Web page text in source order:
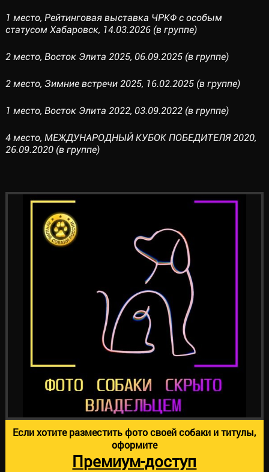
1 место, Рейтинговая выставка ЧРКФ с особым
статусом Хабаровск, 14.03.2026 (в группе)
2 место, Восток Элита 2025, 06.09.2025 (в группе)
2 место, Зимние встречи 2025, 16.02.2025 (в группе)
1 место, Восток Элита 2022, 03.09.2022 (в группе)
4 место, МЕЖДУНАРОДНЫЙ КУБОК ПОБЕДИТЕЛЯ 2020,
26.09.2020 (в группе)
Если хотите разместить фото своей собаки и титулы,
оформите
Премиум-доступ